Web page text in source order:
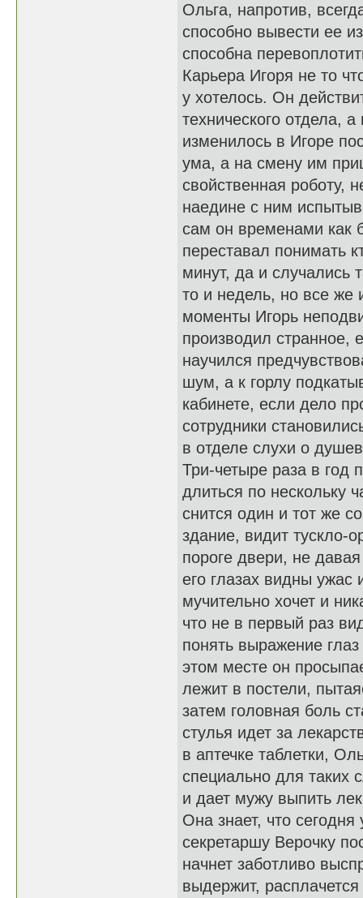
Ольга, напротив,
способно вывести ее
способна
Карьера Игоря не то
у хотелось. Он
технического отдела,
изменилось в Игоре
ума, а на смену им
свойственная роботу,
наедине с ним
сам он временами как
переставал понимать
минут, да и случались
то и недель, но все же
моменты Игорь
производил странное,
научился
шум, а к горлу
кабинете, если дело
сотрудники
в отделе слухи о
Три-четыре раза в год
длиться по нескольку
снится один и тот же
здание, видит тускло-
пороге двери, не
его глазах видны ужас
мучительно хочет и
что не в первый раз
понять выражение
этом месте он
лежит в постели,
затем головная боль
стулья идет за
в аптечке таблетки,
специально для таких
и дает мужу выпить
Она знает, что
секретаршу Верочку
начнет заботливо
выдержит,